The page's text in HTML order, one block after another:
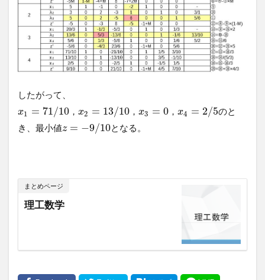
したがって、
x1 = 71/10 ，x2 = 13/10 ，x3 = 0 ，x4 = 2/5のと
き、最小値z = −9/10となる。
まとめページ
理工数学